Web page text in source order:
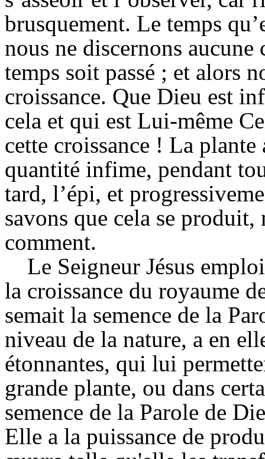
brusquement. Le temps
nous ne discernons aucune
temps soit passé ; et alors
croissance. Que Dieu est
cela et qui est Lui-même
cette croissance ! La
quantité infime, pendant
tard, l’épi, et
savons que cela se produit,
comment.
Le Seigneur Jésus
la croissance du royaume
semait la semence de la
niveau de la nature, a en
étonnantes, qui lui
grande plante, ou dans
semence de la Parole de
Elle a la puissance de